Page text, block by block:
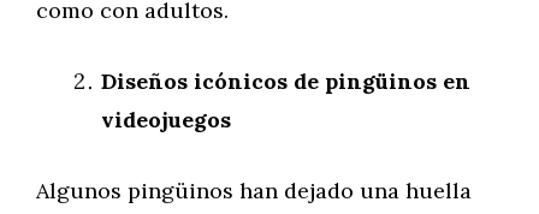
como con adultos.
Diseños icónicos de pingüinos en
videojuegos
Algunos pingüinos han dejado una huella